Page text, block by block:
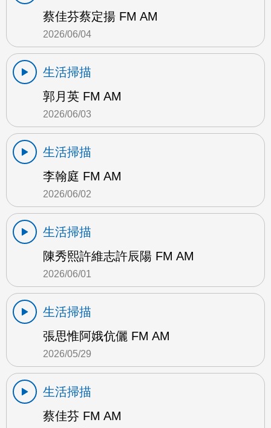
蔡佳芬蔡定揚 FM AM
2026/06/04
生活掃描
郭月英 FM AM
2026/06/03
生活掃描
李翰庭 FM AM
2026/06/02
生活掃描
陳秀熙許維志許辰陽 FM AM
2026/06/01
生活掃描
張思惟阿娥伉儷 FM AM
2026/05/29
生活掃描
蔡佳芬 FM AM